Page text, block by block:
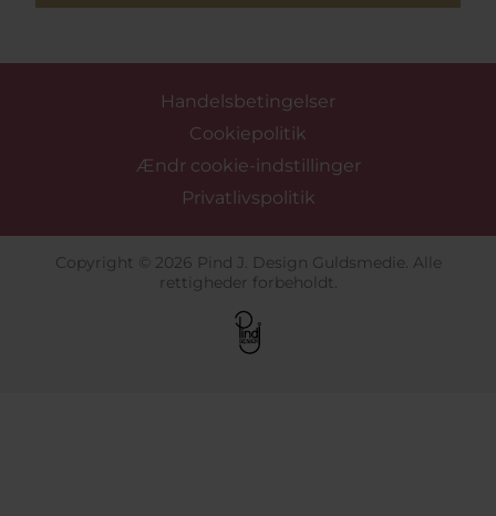
Handelsbetingelser
Cookiepolitik
Ændr cookie-indstillinger
Privatlivspolitik
Copyright © 2026 Pind J. Design Guldsmedie. Alle
rettigheder forbeholdt.